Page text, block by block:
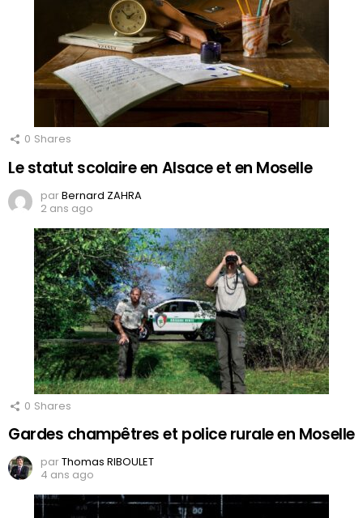
0 Shares
Le statut scolaire en Alsace et en Moselle
parBernard ZAHRA
2 ans ago
0 Shares
Gardes champêtres et police rurale en Moselle
parThomas RIBOULET
4 ans ago